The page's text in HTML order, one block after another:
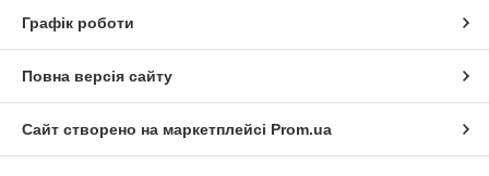
Графік роботи
Повна версія сайту
Сайт створено на маркетплейсі Prom.ua